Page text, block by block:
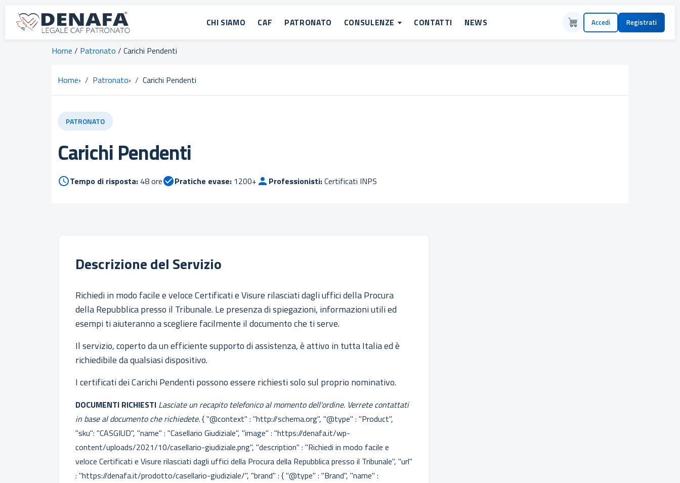
CHI SIAMO CAF PATRONATO CONSULENZE CONTATTI NEWS Accedi Registrati
Home / Patronato / Carichi Pendenti
Home› Patronato› Carichi Pendenti
PATRONATO
Carichi Pendenti
Tempo di risposta: 48 ore Pratiche evase: 1200+ Professionisti:Certificati INPS
Descrizione del Servizio
Richiedi in modo facile e veloce Certificati e Visure rilasciati dagli uffici della Procura
della Repubblica presso il Tribunale. Le presenza di spiegazioni, informazioni utili ed
esempi ti aiuteranno a scegliere facilmente il documento che ti serve.
Il servizio, coperto da un efficiente supporto di assistenza, è attivo in tutta Italia ed è
richiedibile da qualsiasi dispositivo.
I certificati dei Carichi Pendenti possono essere richiesti solo sul proprio nominativo.
DOCUMENTI RICHIESTI Lasciate un recapito telefonico al momento dell'ordine. Verrete contattati
in base al documento che richiedete.{ "@context" : "http://schema.org", "@type" : "Product",
"sku": "CASGIUD", "name" : "Casellario Giudiziale", "image" : "https://denafa.it/wp-
content/uploads/2021/10/casellario-giudiziale.png", "description" : "Richiedi in modo facile e
veloce Certificati e Visure rilasciati dagli uffici della Procura della Repubblica presso il Tribunale", "url"
: "https://denafa.it/prodotto/casellario-giudiziale/", "brand" : { "@type" : "Brand", "name" :